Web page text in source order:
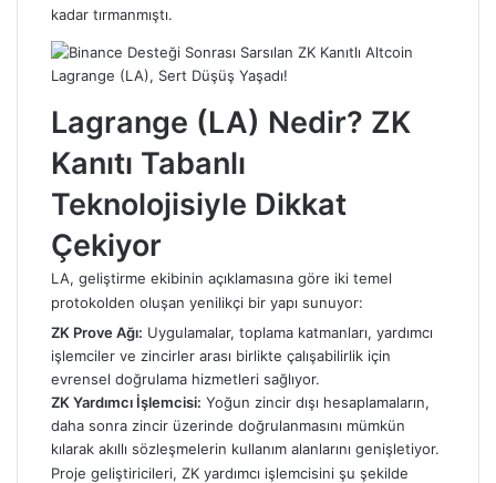
kadar tırmanmıştı.
Lagrange (LA) Nedir? ZK
Kanıtı Tabanlı
Teknolojisiyle Dikkat
Çekiyor
LA, geliştirme ekibinin açıklamasına göre iki temel
protokolden oluşan yenilikçi bir yapı sunuyor:
ZK Prove Ağı: Uygulamalar, toplama katmanları, yardımcı
işlemciler ve zincirler arası birlikte çalışabilirlik için
evrensel doğrulama hizmetleri sağlıyor.
ZK Yardımcı İşlemcisi: Yoğun zincir dışı hesaplamaların,
daha sonra zincir üzerinde doğrulanmasını mümkün
kılarak akıllı sözleşmelerin kullanım alanlarını genişletiyor.
Proje geliştiricileri, ZK yardımcı işlemcisini şu şekilde